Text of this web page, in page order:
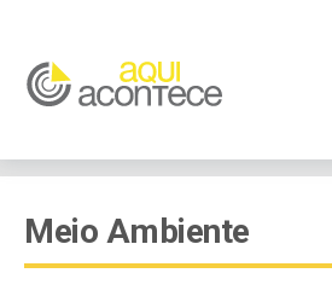
Meio Ambiente